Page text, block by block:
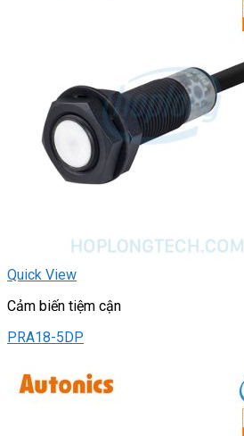
Quick View
Cảm biến tiệm cận
PRA18-5DP